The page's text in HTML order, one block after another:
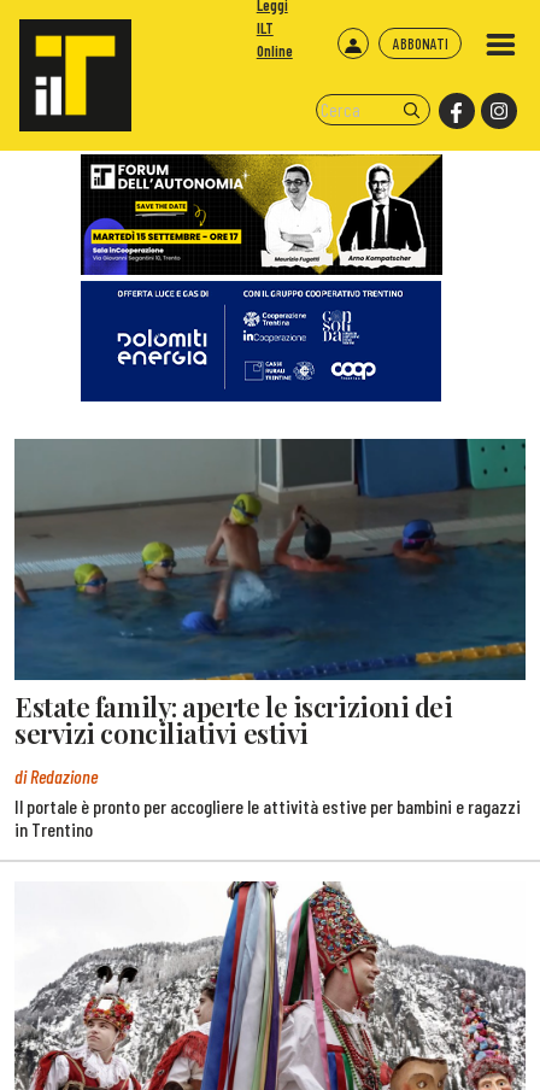
ABBONATI
Leggi
ILT
Online
Estate family: aperte le iscrizioni dei
servizi conciliativi estivi
di Redazione
Il portale è pronto per accogliere le attività estive per bambini e ragazzi
in Trentino